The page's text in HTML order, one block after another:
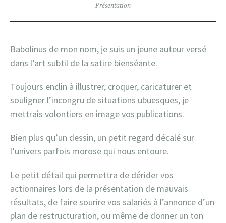
Présentation
Babolinus de mon nom, je suis un jeune auteur versé
dans l’art subtil de la satire bienséante.
Toujours enclin à illustrer, croquer, caricaturer et
souligner l’incongru de situations ubuesques, je
mettrais volontiers en image vos publications.
Bien plus qu’un dessin, un petit regard décalé sur
l’univers parfois morose qui nous entoure.
Le petit détail qui permettra de dérider vos
actionnaires lors de la présentation de mauvais
résultats, de faire sourire vos salariés à l’annonce d’un
plan de restructuration, ou même de donner un ton